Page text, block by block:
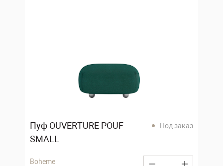
Пуф OUVERTURE POUF
SMALL
Под заказ
Boheme